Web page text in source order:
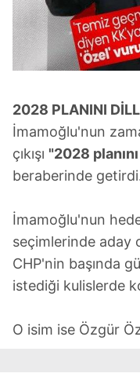
2028 PLANINI
İmamoğlu'nun
çıkışı "2028
beraberinde
İmamoğlu'nun
seçimlerinde aday
CHP'nin başında
istediği kulislerde
O isim ise Özgür